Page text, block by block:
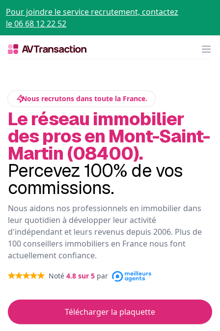
Pour joindre le service recrutement, contactez
le 06 68 12 22 52
Nous recrutons dans toute la France.
Le réseau immobilier
des pros en Mont-Saint-
Martin (08400).
Percevez 100% de vos
commissions.
Nous aidons nos professionnels en immobilier dans
leur quotidien à développer leur activité
d'indépendant et leurs revenus depuis 2006. Plus de
100 conseillers immobiliers en France nous font
actuellement confiance.
Noté 4.8 sur 5 par
Télécharger la plaquette